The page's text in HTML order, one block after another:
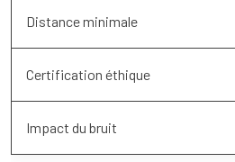
Distance minimale
Certification éthique
Impact du bruit